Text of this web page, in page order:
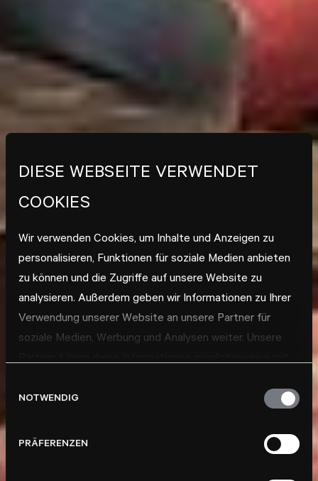
DIESE WEBSEITE VERWENDET
COOKIES
Wir verwenden Cookies, um Inhalte und Anzeigen zu
personalisieren, Funktionen für soziale Medien anbieten
zu können und die Zugriffe auf unsere Website zu
analysieren. Außerdem geben wir Informationen zu Ihrer
Verwendung unserer Website an unsere Partner für
soziale Medien, Werbung und Analysen weiter. Unsere
haben oder die sie im Rahmen Ihrer Nutzung der Dienste
NOTWENDIG
PRÄFERENZEN